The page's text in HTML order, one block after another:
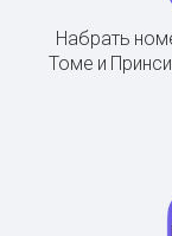
Набрать
Томе и